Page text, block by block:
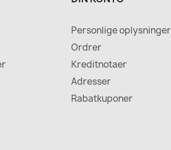
Personlige oplysninger
Ordrer
Kreditnotaer
Adresser
Rabatkuponer